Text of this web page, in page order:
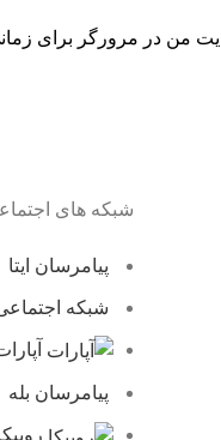
من در مرورگر برای
شبکه های
پیامرسان ایتا
شبکه
پیامرسان بله